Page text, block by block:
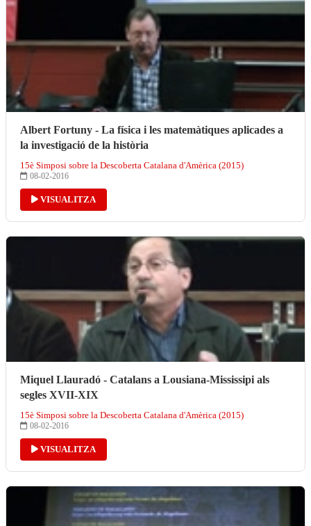
Albert Fortuny - La física i les matemàtiques aplicades a
la investigació de la història
15è Simposi sobre la Descoberta Catalana d'Amèrica (2015)
08-02-2016
VISUALITZA
Miquel Llauradó - Catalans a Lousiana-Mississipi als
segles XVII-XIX
15è Simposi sobre la Descoberta Catalana d'Amèrica (2015)
08-02-2016
VISUALITZA